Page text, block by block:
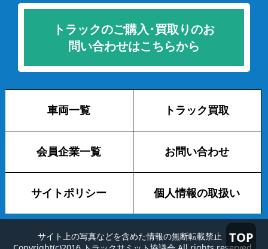
TOP
トラックのご購入･買取りのお
問い合わせはこちらから
車両一覧 トラック買取
会員企業一覧 お問い合わせ
サイトポリシー 個人情報の取扱い
サイト上の写真などを含めた情報の無断転載禁止